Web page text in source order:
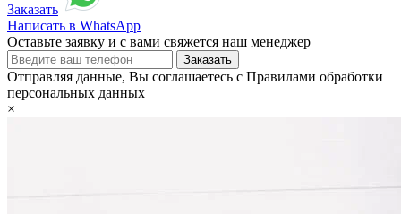
Заказать
Написать в WhatsApp
Оставьте заявку и с вами свяжется наш менеджер
Отправляя данные, Вы соглашаетесь с Правилами обработки
персональных данных
×